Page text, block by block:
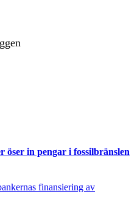
öser in pengar i fossilbränslen
finansiering av